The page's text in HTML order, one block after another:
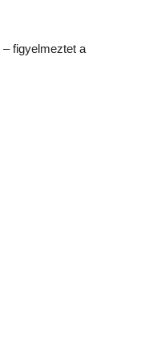
figyelmeztet a